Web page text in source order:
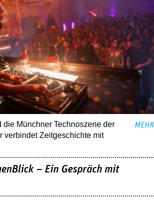
die Münchner Technoszene der
verbindet Zeitgeschichte mit
MEHR
– Ein Gespräch mit